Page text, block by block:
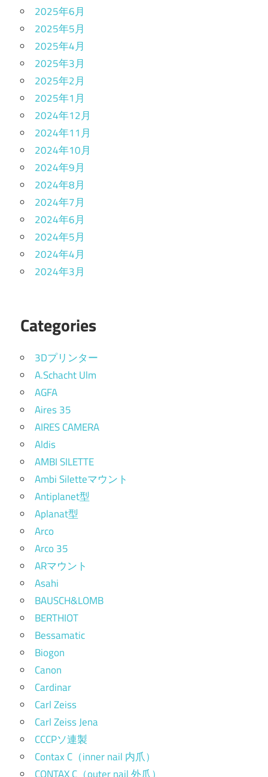
2025年6月
2025年5月
2025年4月
2025年3月
2025年2月
2025年1月
2024年12月
2024年11月
2024年10月
2024年9月
2024年8月
2024年7月
2024年6月
2024年5月
2024年4月
2024年3月
Categories
3Dプリンター
A.Schacht Ulm
AGFA
Aires 35
AIRES CAMERA
Aldis
AMBI SILETTE
Ambi Siletteマウント
Antiplanet型
Aplanat型
Arco
Arco 35
ARマウント
Asahi
BAUSCH&LOMB
BERTHIOT
Bessamatic
Biogon
Canon
Cardinar
Carl Zeiss
Carl Zeiss Jena
CCCPソ連製
Contax C（inner nail 内爪）
CONTAX C（outer nail 外爪）